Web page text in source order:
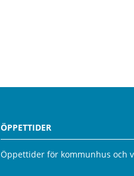
ÖPPETTIDER
Öppettider för kommunhus och